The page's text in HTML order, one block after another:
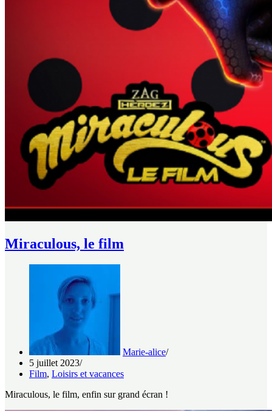
Miraculous, le film
Marie-alice
5 juillet 2023
Film, Loisirs et vacances
Miraculous, le film, enfin sur grand écran !